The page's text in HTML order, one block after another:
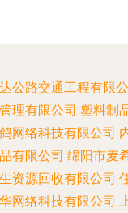
公路交通工程有限
理有限公司 塑料制
网络科技有限公司
有限公司 绵阳市麦
资源回收有限公司
网络科技有限公司